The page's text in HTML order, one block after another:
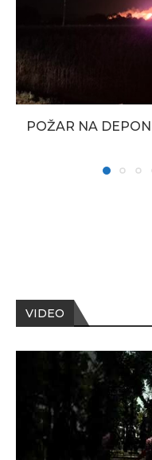
POŽAR NA
VIDEO